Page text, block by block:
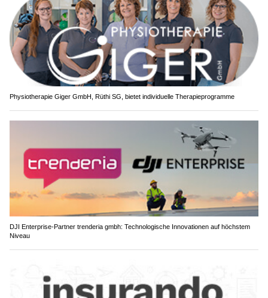
Thür Sanitär Service GmbH, St. Gallen: Ihr Partner in der Sanitärbranche
Gossau SG: Drei Unfälle auf der A1 sorgen für
Chaos – Motorradfahrer ringt mit dem Leben
25.06.26 VON POLIZEI.NEWS REDAKTION
Autobahn A1, auf dem Abschnitt zwischen St.Gallen-
Winkeln und St. Fiden, drei Verkehrsunfälle ereignet.
Zunächst kam es zu zweiUnfällen mit je zwei beteiligten
Fahrzeugen
. Im darauf entstandenen Rückstau kam es zu
einem Unfall, bei dem ein Motorrad und einem Auto beteiligt
waren. Dabei wurde der Motorradfahrer lebensbedrohlich
verletzt. Im Feierabendverkehr kam es zu
Verkehrsbehinderungen.